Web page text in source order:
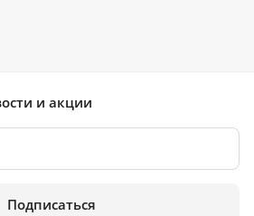
и акции
Подписаться